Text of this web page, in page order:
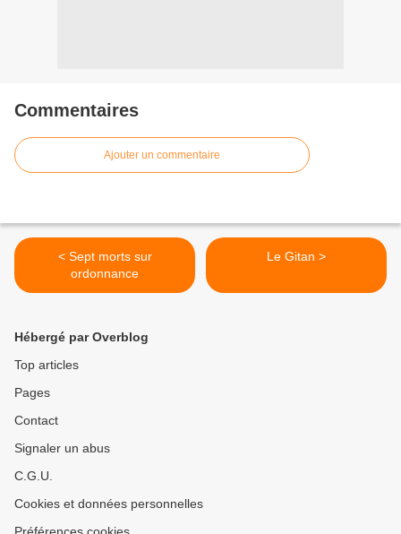
Commentaires
Ajouter un commentaire
< Sept morts sur
ordonnance
Le Gitan >
Hébergé par Overblog
Top articles
Pages
Contact
Signaler un abus
C.G.U.
Cookies et données personnelles
Préférences cookies